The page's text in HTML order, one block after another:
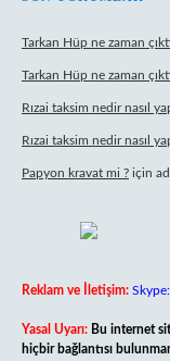
Tarkan Hüp ne zaman
Tarkan Hüp ne zaman
Rızai taksim nedir nasıl
Rızai taksim nedir nasıl
Papyon kravat mi ? için
Reklam ve İletişim:
Yasal Uyarı: Bu internet
hiçbir bağlantısı